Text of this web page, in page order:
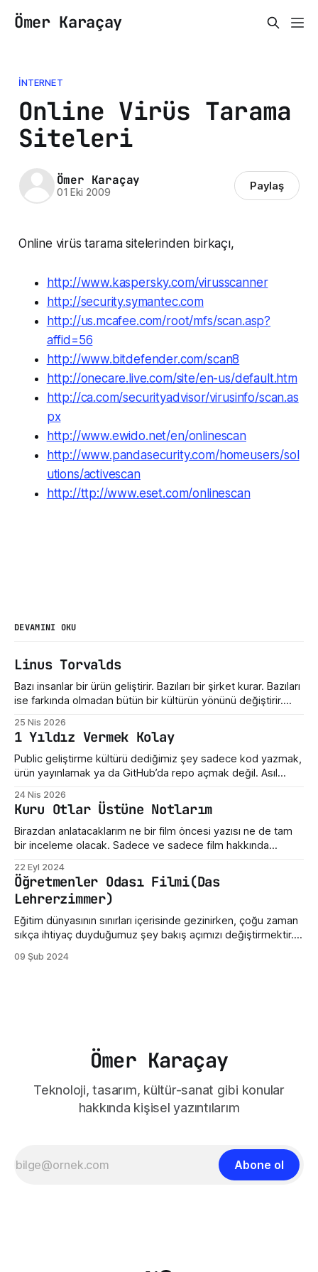
Ömer Karaçay
İNTERNET
Online Virüs Tarama
Siteleri
Ömer Karaçay
01 Eki 2009 Paylaş
Online virüs tarama sitelerinden birkaçı,
http://www.kaspersky.com/virusscanner
http://security.symantec.com
http://us.mcafee.com/root/mfs/scan.asp?
affid=56
http://www.bitdefender.com/scan8
http://onecare.live.com/site/en-us/default.htm
http://ca.com/securityadvisor/virusinfo/scan.as
px
http://www.ewido.net/en/onlinescan
http://www.pandasecurity.com/homeusers/sol
utions/activescan
http://ttp://www.eset.com/onlinescan
DEVAMINI OKU
Linus Torvalds
Bazı insanlar bir ürün geliştirir. Bazıları bir şirket kurar. Bazıları
ise farkında olmadan bütün bir kültürün yönünü değiştirir.
şey sadece bir işletim sistemi çekirdeği değil. Sunucuların,
telefonların, gömülü sistemlerin, süper bilgisayarların,
geliştirici araçlarının ve modern internet altyapısının sessiz
taşıyıcılarından biri. Ama hikayenin
25 Nis 2026
1 Yıldız Vermek Kolay
Public geliştirme kültürü dediğimiz şey sadece kod yazmak,
ürün yayınlamak ya da GitHub’da repo açmak değil. Asıl
gördüğümüzde ne yaptığımız. Eksik bir özellik fark
ettiğimizde nasıl konuştuğumuz. Bir geliştiricinin henüz
olgunlaşmamış fikrine verdiğimiz tepki. Maalesef bizde çoğu
zaman bu kültür destek
24 Nis 2026
Kuru Otlar Üstüne Notlarım
Birazdan anlatacaklarım ne bir film öncesi yazısı ne de tam
bir inceleme olacak. Sadece ve sadece film hakkında
Ceylan'ın son filmi "Kuru Otlar Üstüne" filmini izledim ve filmin
etkisi üzerimdeyken bir şeyler karalamak istedim. Açıkçası,
bu film beni
22 Eyl 2024
Öğretmenler Odası Filmi(Das
Lehrerzimmer)
Eğitim dünyasının sınırları içerisinde gezinirken, çoğu zaman
sıkça ihtiyaç duyduğumuz şey bakış açımızı değiştirmektir.
Öğretmenler Odası filmi, gerçek bir öğretmen odasının iç
09 Şub 2024
Ömer Karaçay
Teknoloji, tasarım, kültür-sanat gibi konular
hakkında kişisel yazıntılarım
Abone ol